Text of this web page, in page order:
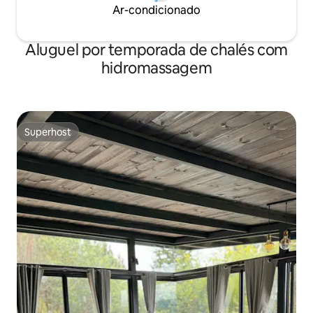
Ar-condicionado
Aluguel por temporada de chalés com
hidromassagem
Superhost
Superhost